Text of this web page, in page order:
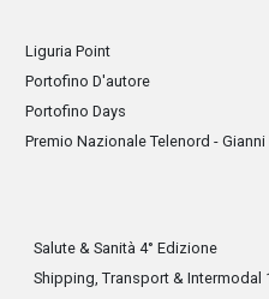
Liguria Point
Portofino D'autore
Portofino Days
Premio Nazionale Telenord - Gianni
Salute & Sanità 4° Edizione
Shipping, Transport & Intermodal